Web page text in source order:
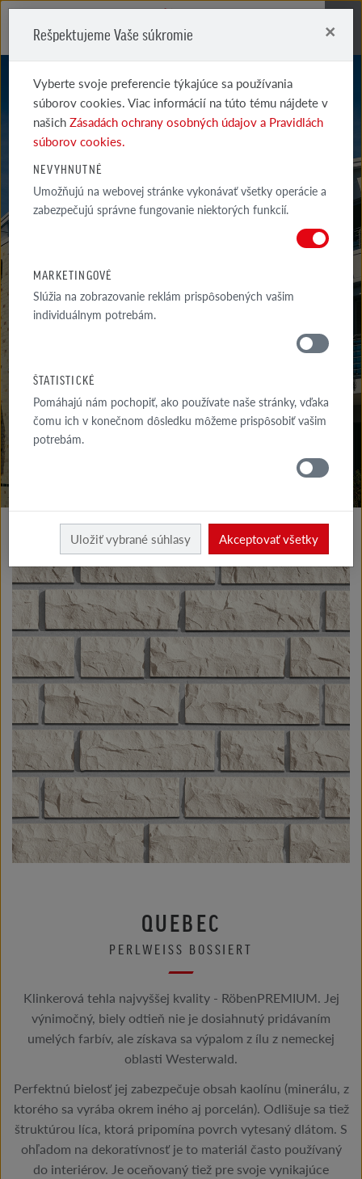
QUEBEC
KDE
NAKÚPIŤ
QUEBEC
PERLWEISS BOSSIERT
Klinkerová tehla najvyššej kvality - RöbenPREMIUM. Jej
výnimočný, biely odtieň nie je dosiahnutý pridávaním
umelých farbív, ale získava sa výpalom z ílu z nemeckej
oblasti Westerwald.
Perfektnú bielosť jej zabezpečuje obsah kaolínu (minerálu, z
ktorého sa vyrába okrem iného aj porcelán). Odlišuje sa tiež
štruktúrou líca, ktorá pripomína povrch vytesaný dlátom. S
ohľadom na dekoratívnosť je to materiál často používaný
do interiérov. Je oceňovaný tiež pre svoje vynikajúce
Rešpektujeme Vaše súkromie ×
Vyberte svoje preferencie týkajúce sa používania
súborov cookies. Viac informácií na túto tému nájdete v
našichZásadách ochrany osobných údajov a Pravidlách
súborov cookies.
NEVYHNUTNÉ
Umožňujú na webovej stránke vykonávať všetky operácie a
zabezpečujú správne fungovanie niektorých funkcií.
MARKETINGOVÉ
Slúžia na zobrazovanie reklám prispôsobených vašim
individuálnym potrebám.
ŠTATISTICKÉ
Pomáhajú nám pochopiť, ako používate naše stránky, vďaka
čomu ich v konečnom dôsledku môžeme prispôsobiť vašim
potrebám.
Uložiť vybrané súhlasy Akceptovať všetky